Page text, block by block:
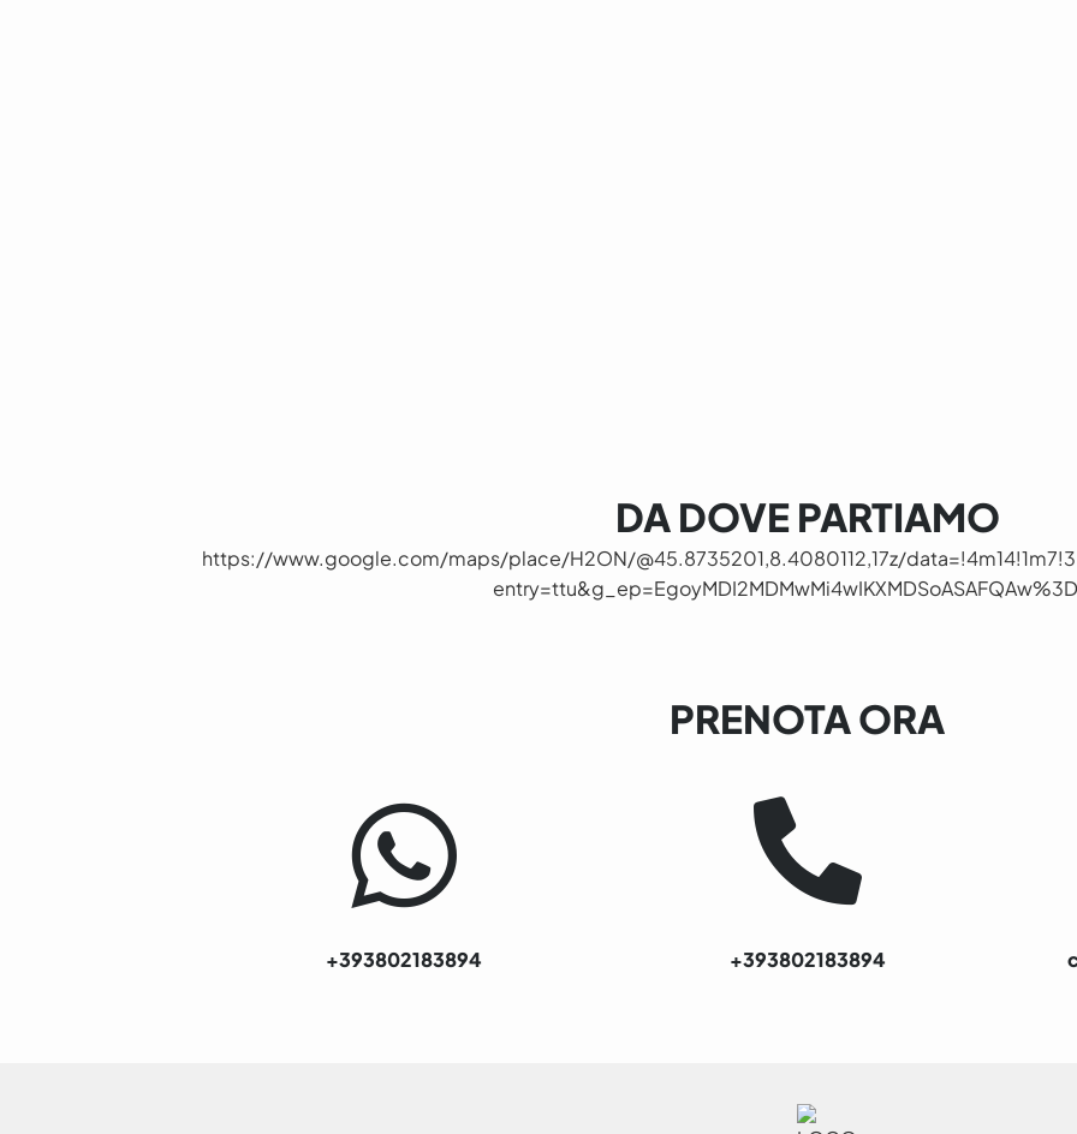
DA DOVE PARTIAMO
https://www.google.com/maps/place/H2ON/@45.8735201,8.4080112,17z/
PRENOTA ORA
+393802183894 +393802183894